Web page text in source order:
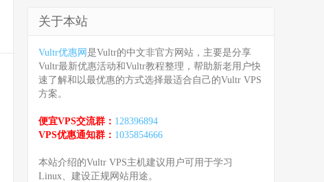
关于本站
Vultr优惠网 是Vultr的中文非官方网站，主要是分享
Vultr最新优惠活动和Vultr教程整理，帮助新老用户快
速了解和以最优惠的方式选择最适合自己的Vultr VPS
方案。
便宜VPS交流群： 128396894
VPS优惠通知群： 1035854666
本站介绍的Vultr VPS主机建议用户可用于学习
Linux、建设正规网站用途。